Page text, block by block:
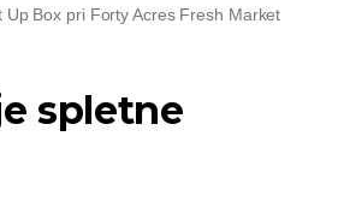
Up Box pri Forty Acres Fresh Market
spletne